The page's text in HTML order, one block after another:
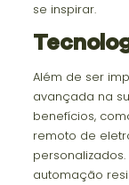
se inspirar.
Além de ser
avançada na
benefícios,
remoto de
automação